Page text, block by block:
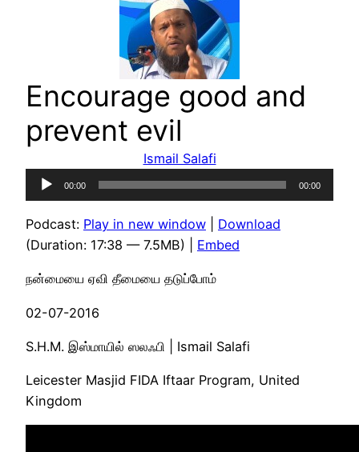
Encourage good and
prevent evil
Ismail Salafi
Audio
Player
00:00 00:00
Podcast: Play in new window
Download
(Duration: 17:38 — 7.5MB) | Embed
நன்மையை ஏவி தீமையை தடுப்போம்
02-07-2016
S.H.M. இஸ்மாயில் ஸலஃபி | Ismail Salafi
Leicester Masjid FIDA Iftaar Program, United
Kingdom